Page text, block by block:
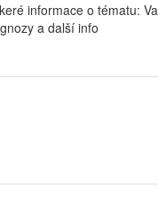
informace o tématu:
a další info